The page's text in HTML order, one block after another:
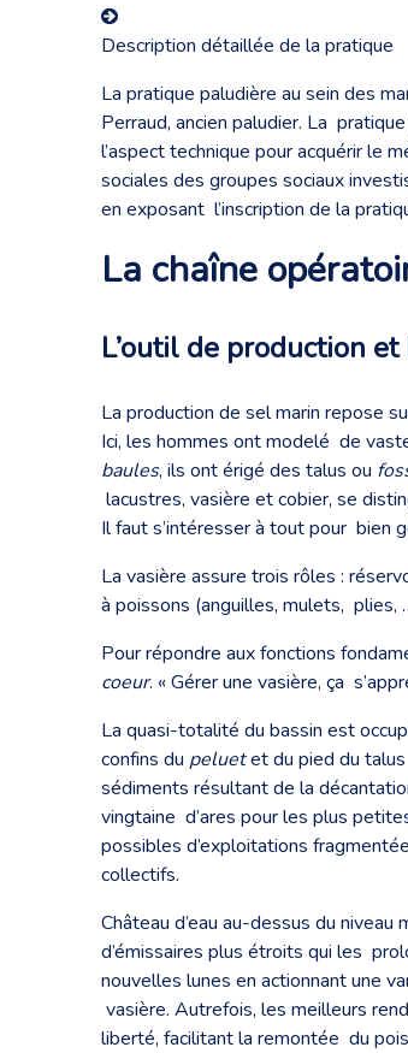
Description détaillée de la pratique
La pratique paludière au sein des
Perraud, ancien paludier. La
l’aspect technique pour acquérir le
sociales des groupes sociaux
en exposant l’inscription de la
La chaîne
L’outil de production
La production de sel marin repose
Ici, les hommes ont modelé de
baules, ils ont érigé des talus ou
lacustres, vasière et cobier, se
Il faut s’intéresser à tout pour bien
La vasière assure trois rôles :
à poissons (anguilles, mulets, plies,
Pour répondre aux fonctions
coeur. « Gérer une vasière, ça
La quasi-totalité du bassin est
confins du peluetet du pied du
sédiments résultant de la
vingtaine d’ares pour les plus
possibles d’exploitations
collectifs.
Château d’eau au-dessus du
d’émissaires plus étroits qui les
nouvelles lunes en actionnant une
vasière. Autrefois, les meilleurs
liberté, facilitant la remontée du